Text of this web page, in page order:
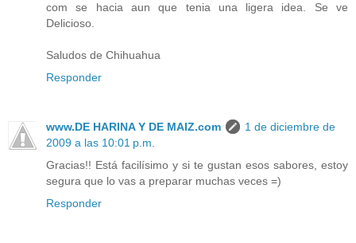
com se hacia aun que tenia una ligera idea. Se ve
Delicioso.
Saludos de Chihuahua
Responder
www.DE HARINA Y DE MAIZ.com
1 de diciembre de
2009 a las 10:01 p.m.
Gracias!! Está facilísimo y si te gustan esos sabores, estoy
segura que lo vas a preparar muchas veces =)
Responder